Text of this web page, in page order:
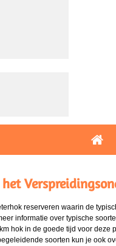
reserveren waarin de
informatie over typische
hok in de goede tijd voor
soorten kun je ook